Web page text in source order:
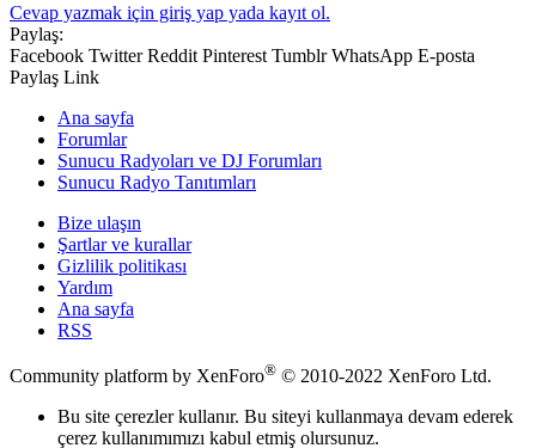
Cevap yazmak için giriş yap yada kayıt ol.
Paylaş:
Facebook Twitter Reddit Pinterest Tumblr WhatsApp E-posta
Paylaş Link
Ana sayfa
Forumlar
Sunucu Radyoları ve DJ Forumları
Sunucu Radyo Tanıtımları
Bize ulaşın
Şartlar ve kurallar
Gizlilik politikası
Yardım
Ana sayfa
RSS
Community platform by XenForo® © 2010-2022 XenForo Ltd.
Bu site çerezler kullanır. Bu siteyi kullanmaya devam ederek
çerez kullanımımızı kabul etmiş olursunuz.